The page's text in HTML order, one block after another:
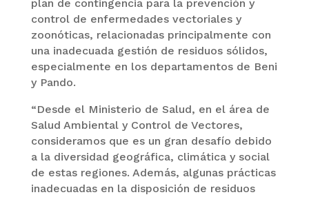
plan de contingencia para la prevención y
control de enfermedades vectoriales y
zoonóticas, relacionadas principalmente con
una inadecuada gestión de residuos sólidos,
especialmente en los departamentos de Beni
y Pando.
“Desde el Ministerio de Salud, en el área de
Salud Ambiental y Control de Vectores,
consideramos que es un gran desafío debido
a la diversidad geográfica, climática y social
de estas regiones. Además, algunas prácticas
inadecuadas en la disposición de residuos